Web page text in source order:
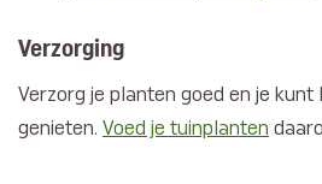
Verzorging
Verzorg je planten goed en je kunt
genieten. Voed je tuinplanten